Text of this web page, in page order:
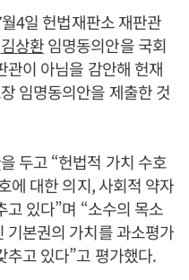
4일 헌법재판소 재판관
김상환임명동의안을 국회
관이 아님을 감안해 헌재
임명동의안을 제출한 것
을 두고 “헌법적 가치 수호
에 대한 의지, 사회적 약자
있다”며 “소수의 목소
기본권의 가치를 과소평가
추고 있다”고 평가했다.